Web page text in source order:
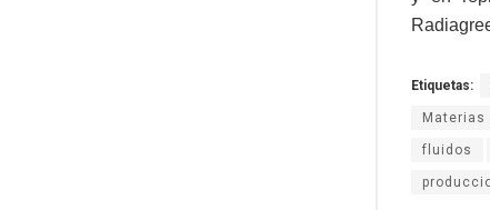
Etiquetas:
Materias
fluidos